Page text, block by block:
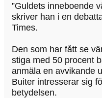
”Guldets inneboende
skriver han i en
Times.
Den som har fått se
stiga med 50 procent
anmäla en avvikande
Buiter intresserar sig
betydelsen.